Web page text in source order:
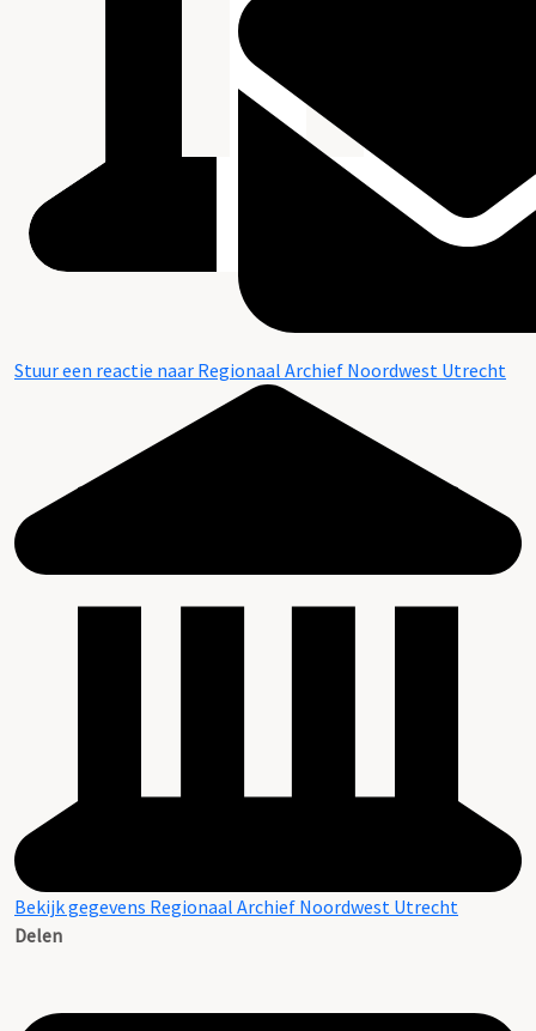
Stuur een reactie naar Regionaal Archief Noordwest Utrecht
Bekijk gegevens Regionaal Archief Noordwest Utrecht
Delen